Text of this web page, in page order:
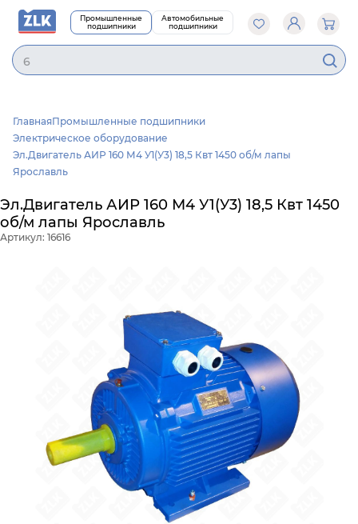
Промышленные
подшипники
Автомобильные
подшипники
60
ГлавнаяПромышленные подшипники
Электрическое оборудование
Эл.Двигатель АИР 160 М4 У1(У3) 18,5 Квт 1450 об/м лапы
Ярославль
Эл.Двигатель АИР 160 М4 У1(У3) 18,5 Квт 1450
об/м лапы Ярославль
Артикул: 16616